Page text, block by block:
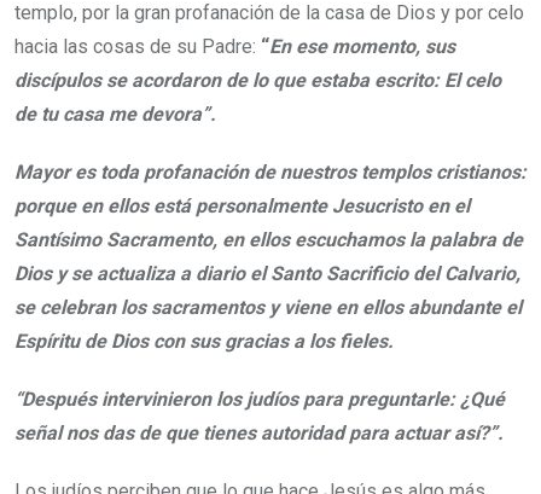
templo, por la gran profanación de la casa de Dios y por celo
hacia las cosas de su Padre: “En ese momento, sus
discípulos se acordaron de lo que estaba escrito: El celo
de tu casa me devora”.
Mayor es toda profanación de nuestros templos cristianos:
porque en ellos está personalmente Jesucristo en el
Santísimo Sacramento, en ellos escuchamos la palabra de
Dios y se actualiza a diario el Santo Sacrificio del Calvario,
se celebran los sacramentos y viene en ellos abundante el
Espíritu de Dios con sus gracias a los fieles.
“Después intervinieron los judíos para preguntarle: ¿Qué
señal nos das de que tienes autoridad para actuar así?”.